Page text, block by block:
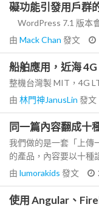
礙功能引發用戶群
WordPress 7.1 版本
由 Mack Chan 發文
船舶應用，近海
整機台灣製 MIT，4G
由 林門神JanusLin 發文
同一篇內容翻成十
我們做的是一套「上傳
的產品，內容要以十種
由 lumorakids 發文
使用 Angular、